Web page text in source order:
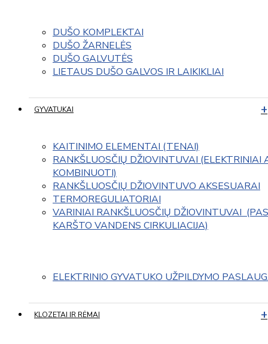
DUŠO KOMPLEKTAI
DUŠO ŽARNELĖS
DUŠO GALVUTĖS
LIETAUS DUŠO GALVOS IR LAIKIKLIAI
GYVATUKAI
KAITINIMO ELEMENTAI (TENAI)
RANKŠLUOSČIŲ DŽIOVINTUVAI (ELEKTRINIAI
KOMBINUOTI)
RANKŠLUOSČIŲ DŽIOVINTUVO AKSESUARAI
TERMOREGULIATORIAI
VARINIAI RANKŠLUOSČIŲ DŽIOVINTUVAI
KARŠTO VANDENS CIRKULIACIJA)
ELEKTRINIO GYVATUKO UŽPILDYMO
KLOZETAI IR RĖMAI